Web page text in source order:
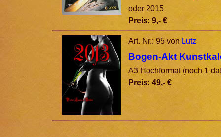
oder 2015
Preis: 9,- €
Art. Nr.: 95 von Lutz
Bogen-Akt
A3 Hochformat (noch 1
Preis: 49,- €